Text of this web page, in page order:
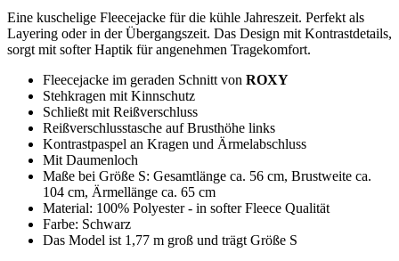
Eine kuschelige Fleecejacke für die kühle Jahreszeit. Perfekt als
Layering oder in der Übergangszeit. Das Design mit Kontrastdetails,
sorgt mit softer Haptik für angenehmen Tragekomfort.
Fleecejacke im geraden Schnitt von ROXY
Stehkragen mit Kinnschutz
Schließt mit Reißverschluss
Reißverschlusstasche auf Brusthöhe links
Kontrastpaspel an Kragen und Ärmelabschluss
Mit Daumenloch
Maße bei Größe S: Gesamtlänge ca. 56 cm, Brustweite ca.
104 cm, Ärmellänge ca. 65 cm
Material: 100% Polyester - in softer Fleece Qualität
Farbe: Schwarz
Das Model ist 1,77 m groß und trägt Größe S